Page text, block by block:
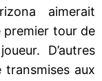
aimerait
tour de
D’autres
transmises aux